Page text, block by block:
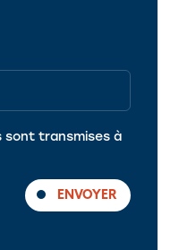
sont transmises à
ENVOYER